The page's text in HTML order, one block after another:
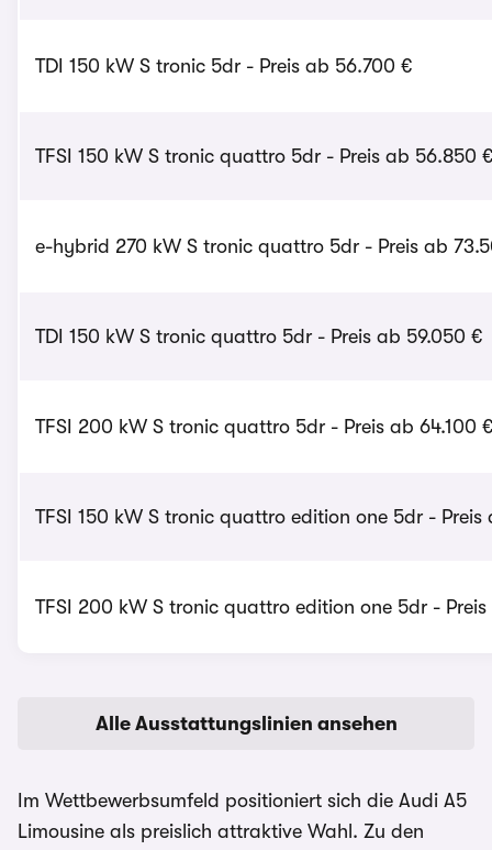
TDI 150 kW S tronic 5dr - Preis ab 56.700 €
TFSI 150 kW S tronic quattro 5dr - Preis ab 56.850
e-hybrid 270 kW S tronic quattro 5dr - Preis ab
TDI 150 kW S tronic quattro 5dr - Preis ab 59.050 €
TFSI 200 kW S tronic quattro 5dr - Preis ab 64.100
TFSI 150 kW S tronic quattro edition one 5dr -
TFSI 200 kW S tronic quattro edition one 5dr -
Alle Ausstattungslinien ansehen
Im Wettbewerbsumfeld positioniert sich die Audi A5
Limousine als preislich attraktive Wahl. Zu den